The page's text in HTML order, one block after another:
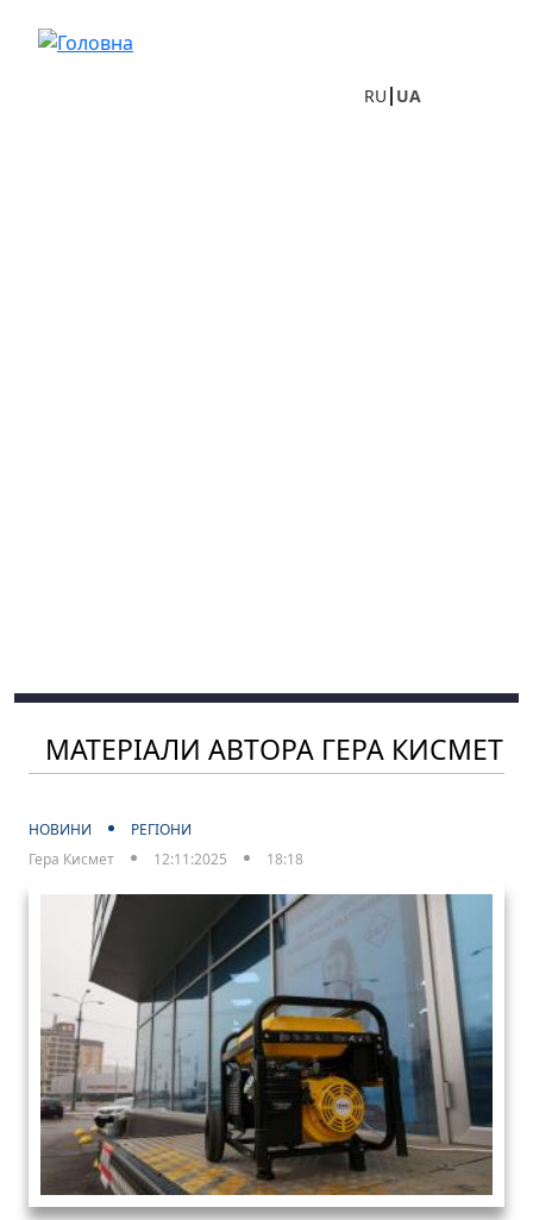
RU UA
МАТЕРІАЛИ АВТОРА ГЕРА КИСМЕТ
НОВИНИ
РЕГІОНИ
Гера Кисмет
12:11:2025 18:18